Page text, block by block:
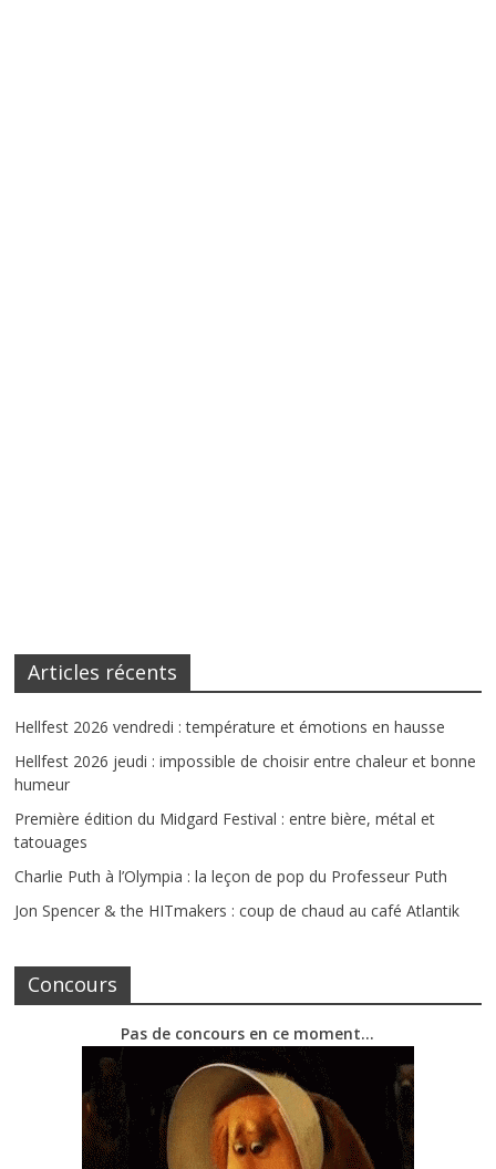
Articles récents
Hellfest 2026 vendredi : température et émotions en hausse
Hellfest 2026 jeudi : impossible de choisir entre chaleur et bonne
humeur
Première édition du Midgard Festival : entre bière, métal et
tatouages
Charlie Puth à l’Olympia : la leçon de pop du Professeur Puth
Jon Spencer & the HITmakers : coup de chaud au café Atlantik
Concours
Pas de concours en ce moment…